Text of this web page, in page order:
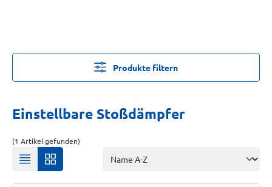
Produkte filtern
Einstellbare Stoßdämpfer
(1 Artikel gefunden)